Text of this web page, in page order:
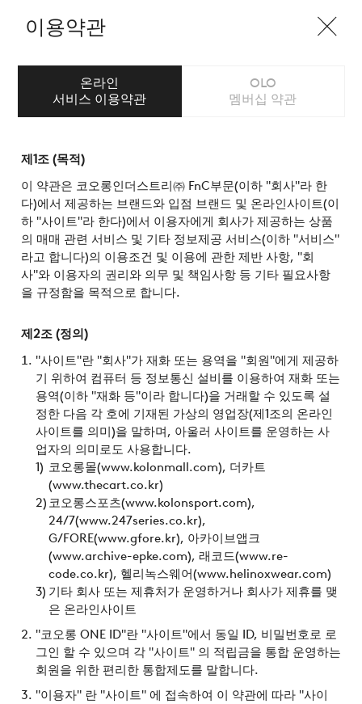
이용약관
온라인
서비스 이용약관
OLO
멤버십 약관
제1조 (목적)
이 약관은 코오롱인더스트리㈜ FnC부문(이하 "회사"라 한
다)에서 제공하는 브랜드와 입점 브랜드 및 온라인사이트(이
하 "사이트"라 한다)에서 이용자에게 회사가 제공하는 상품
의 매매 관련 서비스 및 기타 정보제공 서비스(이하 "서비스"
라고 합니다)의 이용조건 및 이용에 관한 제반 사항, "회
사"와 이용자의 권리와 의무 및 책임사항 등 기타 필요사항
을 규정함을 목적으로 합니다.
제2조 (정의)
"사이트"란 "회사"가 재화 또는 용역을 "회원"에게 제공하
기 위하여 컴퓨터 등 정보통신 설비를 이용하여 재화 또는
용역(이하 "재화 등"이라 합니다)을 거래할 수 있도록 설
정한 다음 각 호에 기재된 가상의 영업장(제1조의 온라인
사이트를 의미)을 말하며, 아울러 사이트를 운영하는 사
업자의 의미로도 사용합니다.
코오롱몰(www.kolonmall.com), 더카트
(www.thecart.co.kr)
코오롱스포츠(www.kolonsport.com),
24/7(www.247series.co.kr),
G/FORE(www.gfore.kr), 아카이브앱크
(www.archive-epke.com), 래코드(www.re-
code.co.kr), 헬리녹스웨어(www.helinoxwear.com)
기타 회사 또는 제휴처가 운영하거나 회사가 제휴를 맺
은 온라인사이트
"코오롱 ONE ID"란 "사이트"에서 동일 ID, 비밀번호로 로
그인 할 수 있으며 각 "사이트" 의 적립금을 통합 운영하는
회원을 위한 편리한 통합제도를 말합니다.
"이용자" 란 "사이트" 에 접속하여 이 약관에 따라 "사이